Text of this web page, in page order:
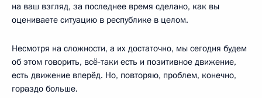
на ваш взгляд, за последнее время сделано, как вы
оцениваете ситуацию в республике в целом.
Несмотря на сложности, а их достаточно, мы сегодня будем
об этом говорить, всё‑таки есть и позитивное движение,
есть движение вперёд. Но, повторяю, проблем, конечно,
гораздо больше.